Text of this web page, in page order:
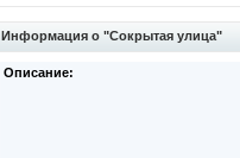
Информация о "Сокрытая улица"
Описание: